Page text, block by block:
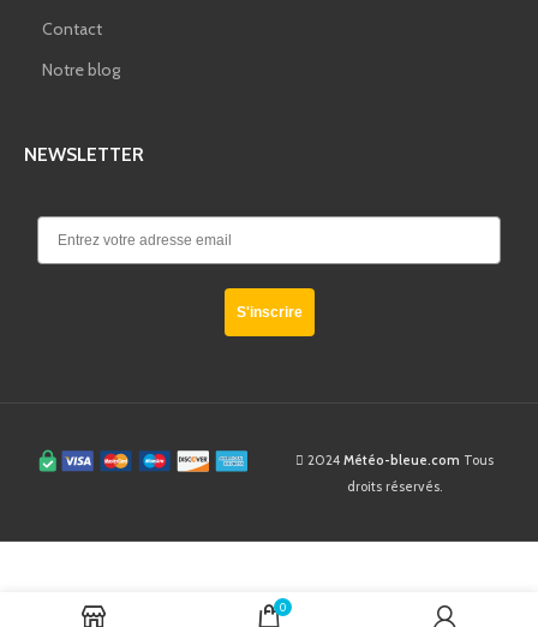
Contact
Notre blog
NEWSLETTER
S'inscrire
2024 Météo-bleue.com Tous
droits réservés.
professionnel pour les 15,90
0